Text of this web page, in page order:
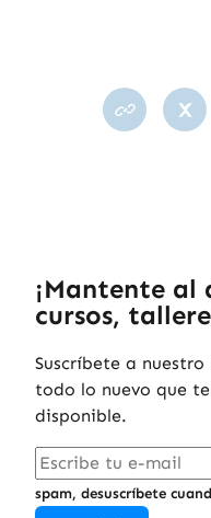
¡Mantente al
cursos,
Suscríbete a
todo lo nuevo que
disponible.
spam, desuscríbete